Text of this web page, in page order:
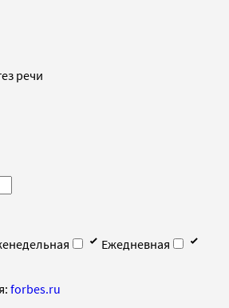
речи
Ежедневная
forbes.ru